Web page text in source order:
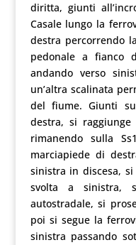
diritta, giunti
Casale lungo la
destra percorrendo
pedonale a fianco
andando verso
un’altra scalinata
del fiume. Giunti
destra, si
rimanendo sulla
marciapiede di
sinistra in discesa,
svolta a sinistra,
autostradale, si
poi si segue la
sinistra passando